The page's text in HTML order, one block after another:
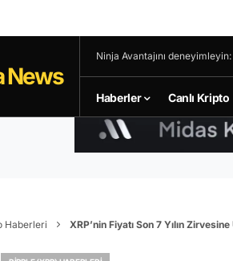
News
Ninja Avantajını
Haberler Canlı Kripto
Haberleri XRP’nin Fiyatı Son 7 Yılın